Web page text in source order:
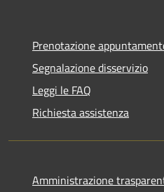
Prenotazione
Segnalazione disservizio
Leggi le FAQ
Richiesta assistenza
Amministrazione